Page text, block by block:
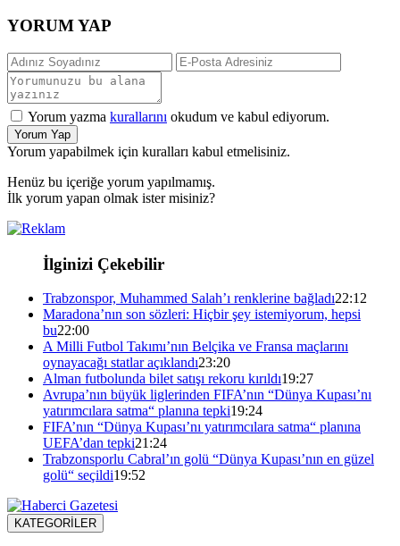
YORUM YAP
Yorum yazma kurallarını okudum ve kabul ediyorum.
Yorum Yap
Yorum yapabilmek için kuralları kabul etmelisiniz.
Henüz bu içeriğe yorum yapılmamış.
İlk yorum yapan olmak ister misiniz?
İlginizi Çekebilir
Trabzonspor, Muhammed Salah’ı renklerine bağladı22:12
Maradona’nın son sözleri: Hiçbir şey istemiyorum, hepsi
bu22:00
A Milli Futbol Takımı’nın Belçika ve Fransa maçlarını
oynayacağı statlar açıklandı23:20
Alman futbolunda bilet satışı rekoru kırıldı19:27
Avrupa’nın büyük liglerinden FIFA’nın “Dünya Kupası’nı
yatırımcılara satma“ planına tepki19:24
FIFA’nın “Dünya Kupası’nı yatırımcılara satma“ planına
UEFA’dan tepki21:24
Trabzonsporlu Cabral’ın golü “Dünya Kupası’nın en güzel
golü“ seçildi19:52
KATEGORİLER